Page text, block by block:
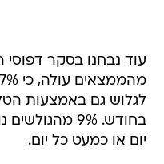
עוד נבחנו בסקר דפוסי
לגלוש גם באמצעות
בחודש. 9%
יום או כמעט כל יום.